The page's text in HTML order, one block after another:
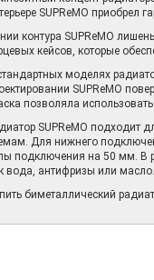
SUPReMO приобрел
контура SUPReMO
кейсов, которые
моделях
SUPReMO
позволяла
SUPReMO подходит
Для нижнего
подключения на 50 мм. В
вода, антифризы или масло.
биметаллический